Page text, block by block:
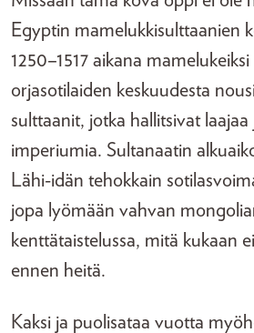
Egyptin mamelukkisulttaanien
1250–1517 aikana
orjasotilaiden keskuudesta
sulttaanit, jotka hallitsivat laajaa
imperiumia. Sultanaatin
Lähi-idän tehokkain
jopa lyömään vahvan
kenttätaistelussa, mitä kukaan
ennen heitä.
Kaksi ja puolisataa vuotta